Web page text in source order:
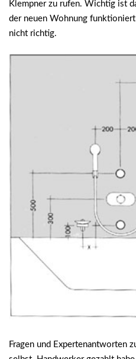
Klempner zu rufen. Wichtig ist
der neuen Wohnung
nicht richtig.
Fragen und Expertenantworten